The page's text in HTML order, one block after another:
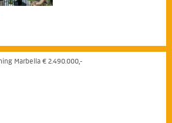
Marbella € 2.490.000,-